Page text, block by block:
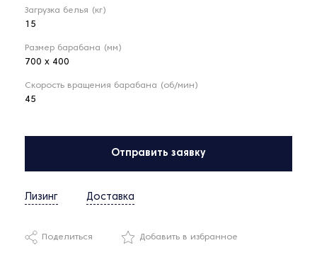
Загрузка белья (кг)
15
Размер барабана (мм)
700 х 400
Скорость вращения барабана (об/мин)
45
Отправить заявку
Лизинг Доставка
Поделиться Добавить в избранное